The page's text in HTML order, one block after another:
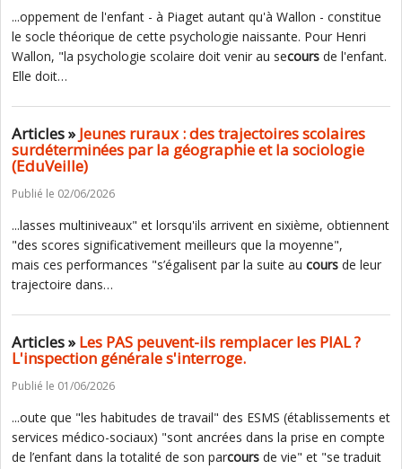
...oppement de l'enfant - à Piaget autant qu'à Wallon - constitue
le socle théorique de cette psychologie naissante. Pour Henri
Wallon, "la psychologie scolaire doit venir au secours de l'enfant.
Elle doit…
Articles »Jeunes ruraux : des trajectoires scolaires
surdéterminées par la géographie et la sociologie
(EduVeille)
Publié le 02/06/2026
...lasses multiniveaux" et lorsqu'ils arrivent en sixième, obtiennent
"des scores significativement meilleurs que la moyenne",
mais ces performances "s’égalisent par la suite au cours de leur
trajectoire dans…
Articles »Les PAS peuvent-ils remplacer les PIAL ?
L'inspection générale s'interroge.
Publié le 01/06/2026
...oute que "les habitudes de travail" des ESMS (établissements et
services médico-sociaux) "sont ancrées dans la prise en compte
de l’enfant dans la totalité de son parcours de vie" et "se traduit